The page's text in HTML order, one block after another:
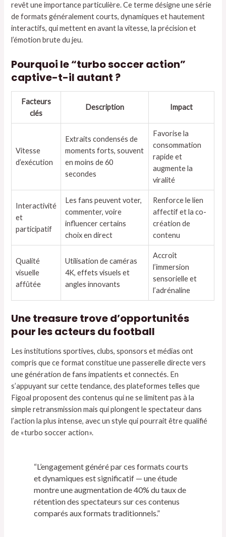
revêt une importance particulière. Ce terme désigne une série
de formats généralement courts, dynamiques et hautement
interactifs, qui mettent en avant la vitesse, la précision et
l’émotion brute du jeu.
Pourquoi le “turbo soccer action”
captive-t-il autant ?
Facteurs
clés
Description Impact
Vitesse
d’exécution
Extraits condensés de
moments forts, souvent
en moins de 60
secondes
Favorise la
consommation
rapide et
augmente la
viralité
Interactivité
et
participatif
Les fans peuvent voter,
commenter, voire
influencer certains
choix en direct
Renforce le lien
affectif et la co-
création de
contenu
Qualité
visuelle
affûtée
Utilisation de caméras
4K, effets visuels et
angles innovants
Accroît
l’immersion
sensorielle et
l’adrénaline
Une treasure trove d’opportunités
pour les acteurs du football
Les institutions sportives, clubs, sponsors et médias ont
compris que ce format constitue une passerelle directe vers
une génération de fans impatients et connectés. En
s’appuyant sur cette tendance, des plateformes telles que
Figoal proposent des contenus qui ne se limitent pas à la
simple retransmission mais qui plongent le spectateur dans
l’action la plus intense, avec un style qui pourrait être qualifié
de «turbo soccer action».
“L’engagement généré par ces formats courts
et dynamiques est significatif — une étude
montre une augmentation de 40% du taux de
rétention des spectateurs sur ces contenus
comparés aux formats traditionnels.”